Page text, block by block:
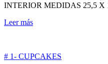
INTERIOR MEDIDAS 25,5 X
Leer más
# 1- CUPCAKES